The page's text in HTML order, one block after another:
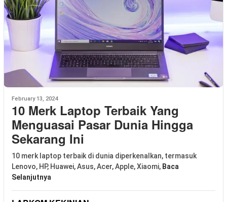
February 13, 2024
10 Merk Laptop Terbaik Yang
Menguasai Pasar Dunia Hingga
Sekarang Ini
10 merk laptop terbaik di dunia diperkenalkan, termasuk
Lenovo, HP, Huawei, Asus, Acer, Apple, Xiaomi, Baca
Selanjutnya